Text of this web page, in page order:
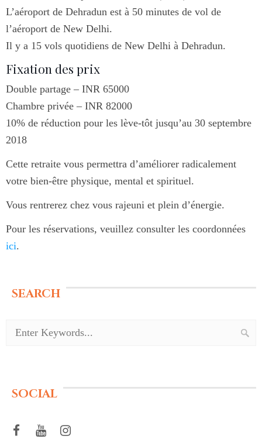
L’aéroport de Dehradun est à 50 minutes de vol de
l’aéroport de New Delhi.
Il y a 15 vols quotidiens de New Delhi à Dehradun.
Fixation des prix
Double partage – INR 65000
Chambre privée – INR 82000
10% de réduction pour les lève-tôt jusqu’au 30 septembre
2018
Cette retraite vous permettra d’améliorer radicalement
votre bien-être physique, mental et spirituel.
Vous rentrerez chez vous rajeuni et plein d’énergie.
Pour les réservations, veuillez consulter les coordonnées
ici.
SEARCH
SOCIAL